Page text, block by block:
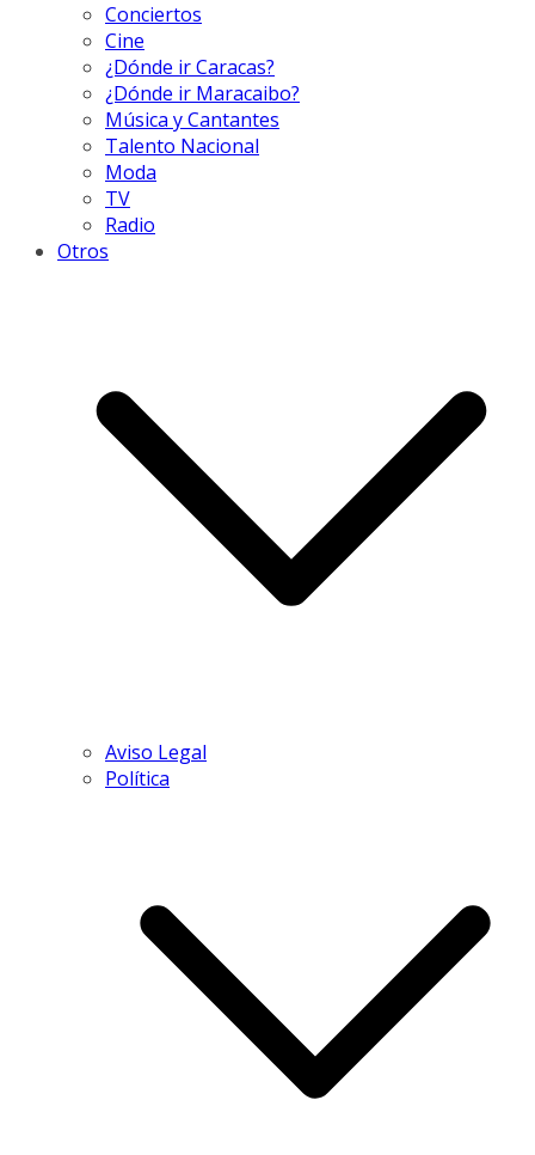
Conciertos
Cine
¿Dónde ir Caracas?
¿Dónde ir Maracaibo?
Música y Cantantes
Talento Nacional
Moda
TV
Radio
Otros
Aviso Legal
Política